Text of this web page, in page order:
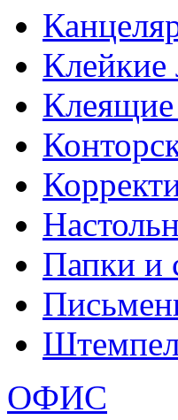
Клейкие
Клеящие
Папки и
ОФИС